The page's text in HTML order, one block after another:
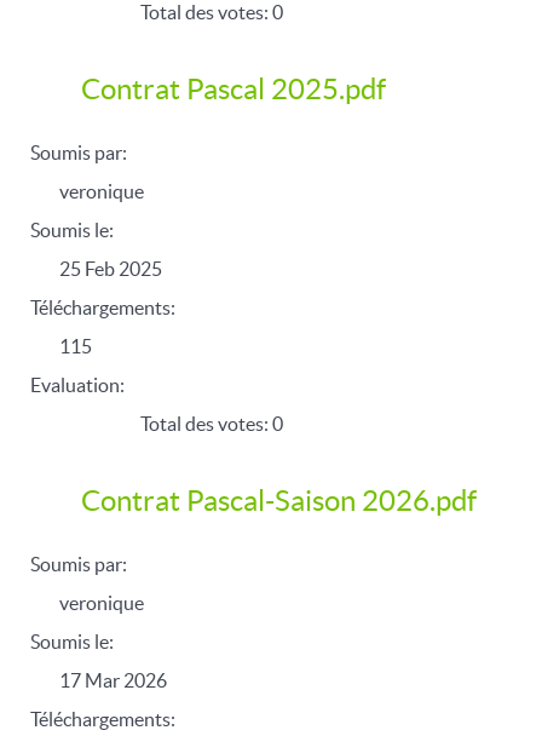
Total des votes: 0
Contrat Pascal 2025.pdf
Soumis par:
veronique
Soumis le:
25 Feb 2025
Téléchargements:
115
Evaluation:
Total des votes: 0
Contrat Pascal-Saison 2026.pdf
Soumis par:
veronique
Soumis le:
17 Mar 2026
Téléchargements: